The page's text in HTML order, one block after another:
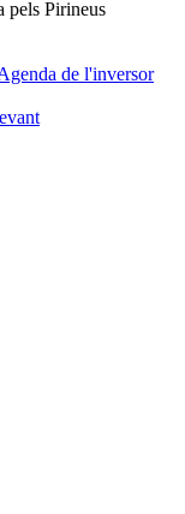
de l'inversor